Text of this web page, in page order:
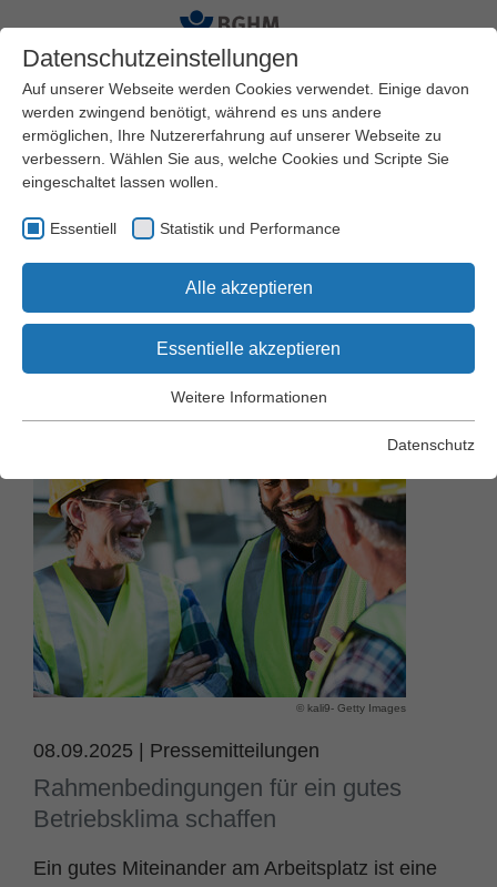
Startseite BGHM Presseservice Pressearchiv
Jetzt anmelden: Online-
Fachveranstaltung zu
sozialen Beziehungen
am Arbeitsplatz
© kali9- Getty Images
08.09.2025 Pressemitteilungen
Rahmenbedingungen für ein gutes
Betriebsklima schaffen
Ein gutes Miteinander am Arbeitsplatz ist eine
Datenschutzeinstellungen
Auf unserer Webseite werden Cookies verwendet. Einige davon
werden zwingend benötigt, während es uns andere
ermöglichen, Ihre Nutzererfahrung auf unserer Webseite zu
verbessern. Wählen Sie aus, welche Cookies und Scripte Sie
eingeschaltet lassen wollen.
Essentiell Statistik und Performance
Alle akzeptieren
Essentielle akzeptieren
Essentielle Cookies werden für grundlegende Funktionen der
Webseite einwandfrei funktioniert.
Name fe_typo_user
Anbieter TYPO3
Laufzeit Session
Dieses Cookie ist ein Standard-Session-
Cookie von TYPO3. Es speichert im Falle
mithilfe derer der eingeloggte User
geschützten Bereichen zu gewähren.
Name PHPSESSID
Cookie-Informationen
Statistik und Performance
Weitere Informationen
Datenschutz